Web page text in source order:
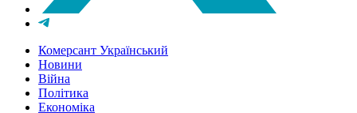
Комерсант Український
Новини
Війна
Політика
Економіка